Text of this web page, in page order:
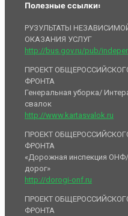
Полезные ссылки:
РУЗУЛЬТАТЫ
ОКАЗАНИЯ УСЛУГ
http://bus.gov.ru/pub/
ПРОЕКТ
ФРОНТА
Генеральная уборка/
свалок
http://www.kartasvalok.ru
ПРОЕКТ
ФРОНТА
«Дорожная инспекция
дорог»
http://dorogi-onf.ru
ПРОЕКТ
ФРОНТА